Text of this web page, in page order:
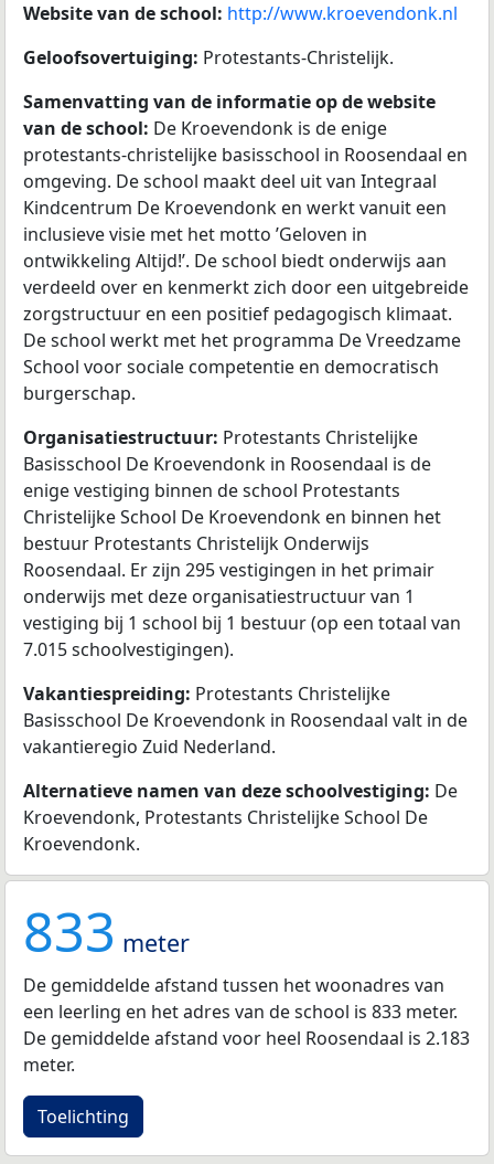
Website van de school: http://www.kroevendonk.nl
Geloofsovertuiging: Protestants-Christelijk.
Samenvatting van de informatie op de website
van de school: De Kroevendonk is de enige
protestants-christelijke basisschool in Roosendaal en
omgeving. De school maakt deel uit van Integraal
Kindcentrum De Kroevendonk en werkt vanuit een
inclusieve visie met het motto ’Geloven in
ontwikkeling Altijd!’. De school biedt onderwijs aan
verdeeld over en kenmerkt zich door een uitgebreide
zorgstructuur en een positief pedagogisch klimaat.
De school werkt met het programma De Vreedzame
School voor sociale competentie en democratisch
burgerschap.
Organisatiestructuur: Protestants Christelijke
Basisschool De Kroevendonk in Roosendaal is de
enige vestiging binnen de school Protestants
Christelijke School De Kroevendonk en binnen het
bestuur Protestants Christelijk Onderwijs
Roosendaal. Er zijn 295 vestigingen in het primair
onderwijs met deze organisatiestructuur van 1
vestiging bij 1 school bij 1 bestuur (op een totaal van
7.015 schoolvestigingen).
Vakantiespreiding: Protestants Christelijke
Basisschool De Kroevendonk in Roosendaal valt in de
vakantieregio Zuid Nederland.
Alternatieve namen van deze schoolvestiging: De
Kroevendonk, Protestants Christelijke School De
Kroevendonk.
833 meter
De gemiddelde afstand tussen het woonadres van
een leerling en het adres van de school is 833 meter.
De gemiddelde afstand voor heel Roosendaal is 2.183
meter.
Toelichting